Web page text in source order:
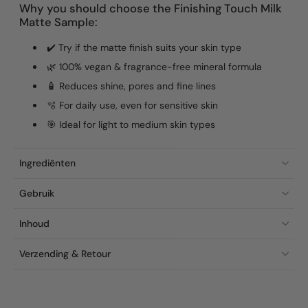
Why you should choose the Finishing Touch Milk
Matte Sample:
✔️ Try if the matte finish suits your skin type
🌿 100% vegan & fragrance-free mineral formula
🧴 Reduces shine, pores and fine lines
🫧 For daily use, even for sensitive skin
🎯 Ideal for light to medium skin types
Ingrediënten
Gebruik
Inhoud
Verzending & Retour